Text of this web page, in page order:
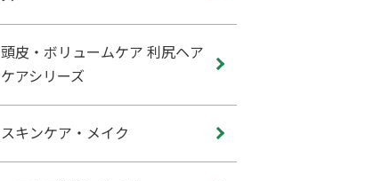
頭皮・ボリュームケア 利尻ヘア
ケアシリーズ
スキンケア・メイク